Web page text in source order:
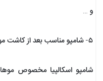
و …
۵- شامپو مناسب بعد از کاشت مو اسکالپیا
شامپو اسکالپیا مخصوص